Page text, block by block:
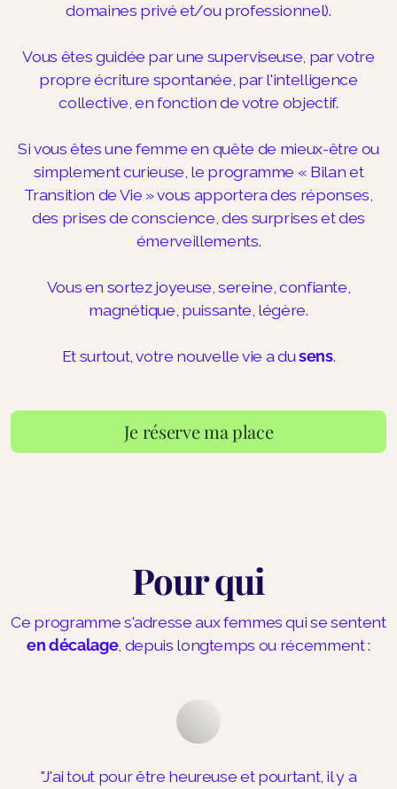
domaines privé et/ou professionnel).
Vous êtes guidée par une superviseuse, par votre
propre écriture spontanée, par l'intelligence
collective, en fonction de votre objectif.
Si vous êtes une femme en quête de mieux-être ou
simplement curieuse, le programme « Bilan et
Transition de Vie » vous apportera des réponses,
des prises de conscience, des surprises et des
émerveillements.
Vous en sortez joyeuse, sereine, confiante,
magnétique, puissante, légère.
Et surtout, votre nouvelle vie a dusens.
Je réserve ma place
Pour qui
Ce programme s'adresse aux femmes qui se sentent
en décalage, depuis longtemps ou récemment :
"J'ai tout pour être heureuse et pourtant, il y a